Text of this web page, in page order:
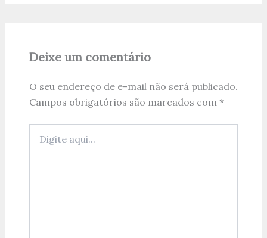
Deixe um comentário
O seu endereço de e-mail não será publicado.
Campos obrigatórios são marcados com *
aqui...